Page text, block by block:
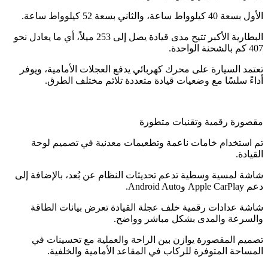
الأول بسعة 40 كيلوواط ساعة، والثاني بسعة 52 كيلوواط ساعة.
البطارية الأكبر تتيح مدى قيادة يصل إلى 253 ميلاً، أي ما يعادل نحو
407 كم بالشحنة الواحدة.
تعتمد السيارة على محرك كهربائي يدفع العجلات الأمامية، ويوفر
أداءً سلسًا مع وضعيات قيادة متعددة تلائم مختلف الطرق.
مقصورة رقمية وتقنيات متطورة
تم استخدام خامات ناعمة وتطعيمات معدنية في تصميم لوحة
القيادة.
شاشة لمسية وسطية تدعم تحديثات النظام عن بُعد، بالإضافة إلى
دعم Apple CarPlay وAndroid Auto.
شاشة عدادات رقمية خلف عجلة القيادة تعرض بيانات الطاقة
والسرعة والمدى بشكل مباشر وواضح.
تصميم المقصورة يوازن بين الراحة والعملية مع تحسينات في
المساحة المتوفرة للركاب في المقاعد الأمامية والخلفية.